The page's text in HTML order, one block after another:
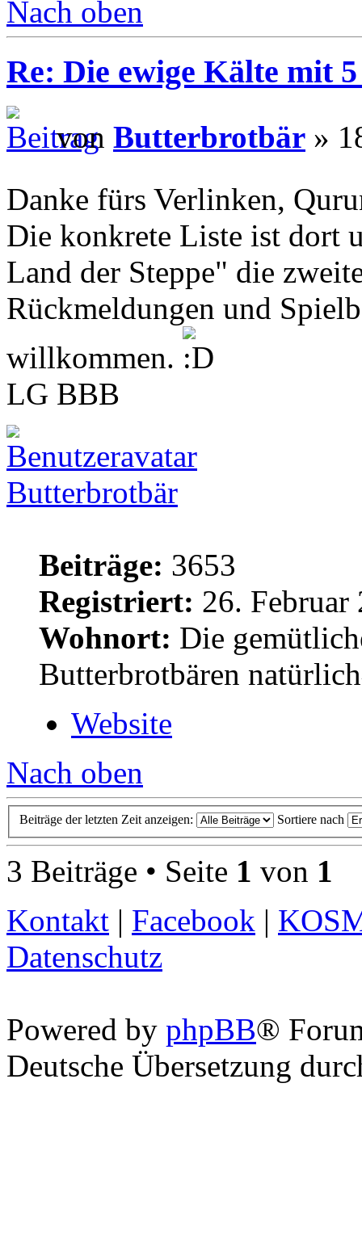
Nach oben
Re: Die ewige Kälte mit
von Butterbrotbär »
Danke fürs Verlinken,
Die konkrete Liste ist dort
Land der Steppe" die
Rückmeldungen und
willkommen.
LG BBB
Butterbrotbär
Beiträge: 3653
Registriert: 26. Februar
Wohnort: Die
Butterbrotbären
Website
Nach oben
Beiträge der letzten Zeit anzeigen: Sortiere nach
3 Beiträge • Seite 1 von 1
Kontakt | Facebook |
Datenschutz
Powered by phpBB®
Deutsche Übersetzung